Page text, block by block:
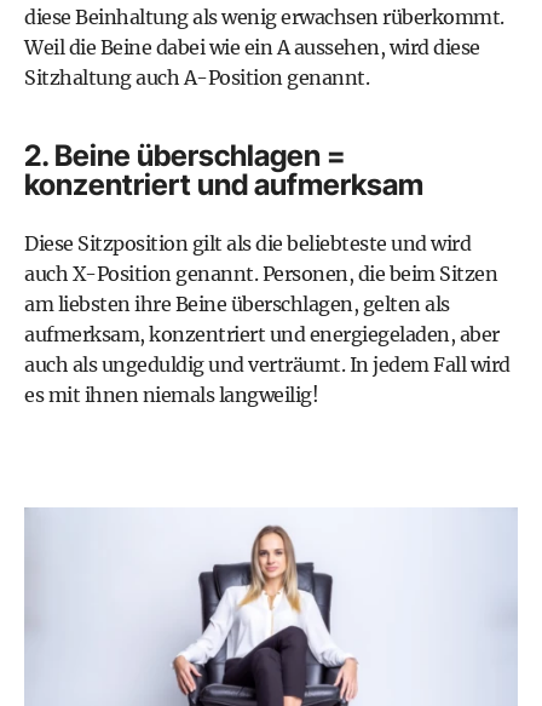
diese Beinhaltung als wenig erwachsen rüberkommt.
Weil die Beine dabei wie ein A aussehen, wird diese
Sitzhaltung auch A-Position genannt.
2. Beine überschlagen =
konzentriert und aufmerksam
Diese Sitzposition gilt als die beliebteste und wird
auch X-Position genannt. Personen, die beim Sitzen
am liebsten ihre Beine überschlagen, gelten als
aufmerksam, konzentriert und energiegeladen, aber
auch als ungeduldig und verträumt. In jedem Fall wird
es mit ihnen niemals langweilig!